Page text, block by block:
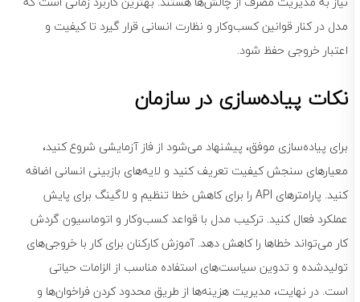
مدل در کنار قوانین کسب‌وکار و نظارت انسانی قرار گیرد تا کیفیت و
اعتبار خروجی حفظ شود.
نکات پیاده‌سازی در سازمان
برای پیاده‌سازی موفق، پیشنهاد می‌شود از فاز آزمایشی شروع کنید،
معیارهای سنجش کیفیت تعریف کنید و لایه‌های بازبینی انسانی اضافه
کنید. پارامترهای API را برای کاهش خطا تنظیم و لاگینگ برای پایش
عملکرد فعال کنید. ترکیب مدل با قواعد کسب‌وکار و اتوماسیون گردش
کار می‌تواند خطاها را کاهش دهد. آموزش کارکنان برای کار با خروجی‌های
تولیدشده و تدوین سیاست‌های استفاده مناسب از الزامات حیاتی
است. در نهایت، مدیریت هزینه‌ها از طریق محدود کردن فراخوان‌ها و